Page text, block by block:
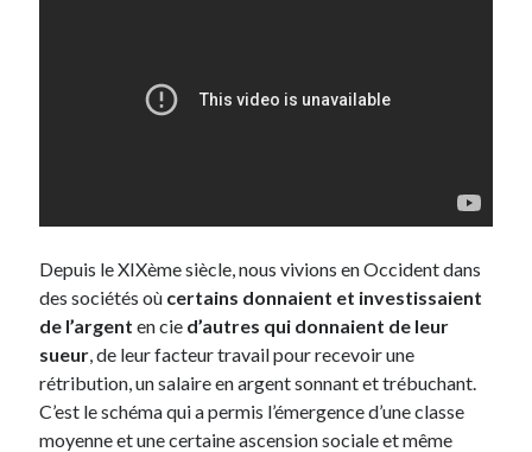
Parole de Follower
Proust
Sons
Sorties cuculturelles
Tavukoi
Depuis le XIXème siècle, nous vivions en Occident dans
des sociétés où certains donnaient et investissaient
de l’argent en cie d’autres qui donnaient de leur
sueur , de leur facteur travail pour recevoir une
rétribution, un salaire en argent sonnant et trébuchant.
C’est le schéma qui a permis l’émergence d’une classe
moyenne et une certaine ascension sociale et même